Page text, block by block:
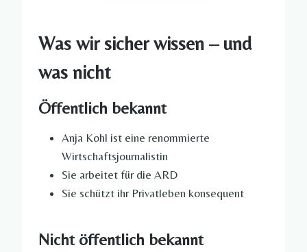
Was wir sicher wissen – und
was nicht
Öffentlich bekannt
Anja Kohl ist eine renommierte
Wirtschaftsjournalistin
Sie arbeitet für die ARD
Sie schützt ihr Privatleben konsequent
Nicht öffentlich bekannt